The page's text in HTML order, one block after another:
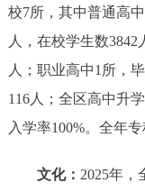
校7所，其中普通高
人，在校学生数
人；职业高中1所，
116人；全区高中升
入学率100%。全年
文化： 2025年，